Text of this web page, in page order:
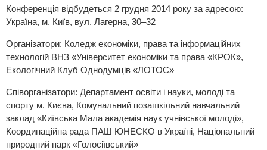
Конференція відбудеться 2 грудня 2014 року за адресою:
Україна, м. Київ, вул. Лагерна, 30–32
Організатори: Коледж економіки, права та інформаційних
технологій ВНЗ «Університет економіки та права «КРОК»,
Екологічний Клуб Однодумців «ЛОТОС»
Співорганізатори: Департамент освіти і науки, молоді та
спорту м. Києва, Комунальний позашкільний навчальний
заклад «Київська Мала академія наук учнівської молоді»,
Координаційна рада ПАШ ЮНЕСКО в Україні, Національний
природний парк «Голосіївський»